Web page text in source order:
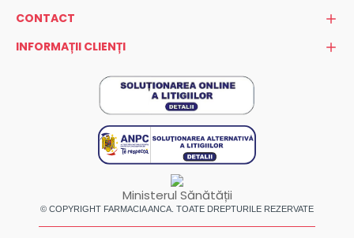
CONTACT
INFORMAȚII CLIENȚI
Ministerul Sănătății
© COPYRIGHT FARMACIA ANCA. TOATE DREPTURILE REZERVATE